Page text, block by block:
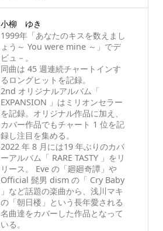
小柳 ゆき
1999年「あなたのキスを数えまし
ょう～ You were mine ～」でデ
ビュ－。
同曲は 45 週連続チャートインす
るロングヒットを記録。
2nd オリジナルアルバム「
EXPANSION 」はミリオンセラー
を記録。オリジナル作品に加え、
カバー作品でもチャート 1 位を記
録し注目を集める。
2022 年 8 月には19 年ぶりのカバ
ーアルバム「 RARE TASTY 」をリ
リース。 Eve の「廻廻奇譚」や
Official 髭男 dism の「 Cry Baby
」など話題の楽曲から、浅川マキ
の「朝日楼」という長年愛される
名曲達をカバーした作品となって
いる。